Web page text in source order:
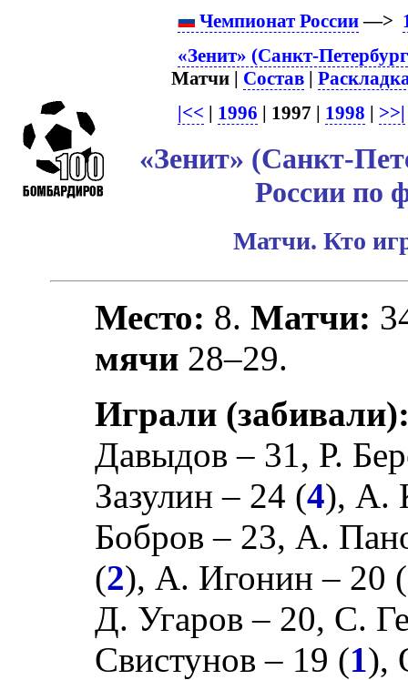
Чемпионат России—>
«Зенит» (Санкт-
Матчи | Состав |
|<< | 1996 | 1997 | 1998 | >>|
«Зенит» (Санкт-
России по
Матчи. Кто
Место: 8.Матчи:
мячи 28–29.
Играли
Давыдов – 31, Р.
Зазулин – 24 (4), А.
Бобров – 23, А.
(2), А. Игонин – 20 (
Д. Угаров – 20, С.
Свистунов – 19 (1),